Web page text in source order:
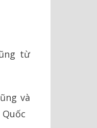
từ
và